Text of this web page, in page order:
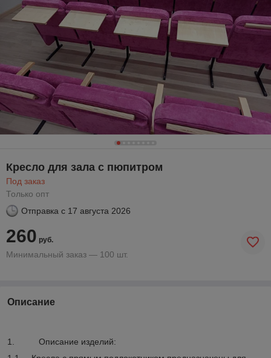
Кресло для зала с пюпитром
Под заказ
Только опт
Отправка с 17 августа 2026
260 руб.
Минимальный заказ — 100 шт.
Описание
1. Описание изделий: